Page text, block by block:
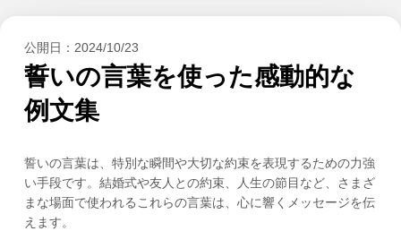
公開日： 2024/10/23
誓いの言葉を使った感動的な
例文集
誓いの言葉は、特別な瞬間や大切な約束を表現するための力強
い手段です。結婚式や友人との約束、人生の節目など、さまざ
まな場面で使われるこれらの言葉は、心に響くメッセージを伝
えます。